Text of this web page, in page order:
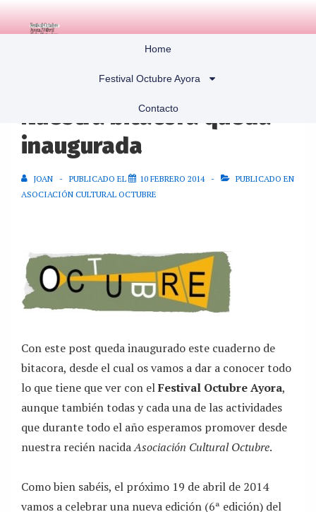
Home
Festival Octubre Ayora
Contacto
Nuestra bitácora queda
inaugurada
JOAN PUBLICADO EL 10 FEBRERO 2014
PUBLICADO EN
ASOCIACIÓN CULTURAL OCTUBRE
Con este post queda inaugurado este cuaderno de
bitacora, desde el cual os vamos a dar a conocer todo
lo que tiene que ver con elFestival Octubre Ayora,
aunque también todas y cada una de las actividades
que durante todo el año esperamos promover desde
nuestra recién nacidaAsociación Cultural Octubre.
Como bien sabéis, el próximo 19 de abril de 2014
vamos a celebrar una nueva edición (6ª edición) del